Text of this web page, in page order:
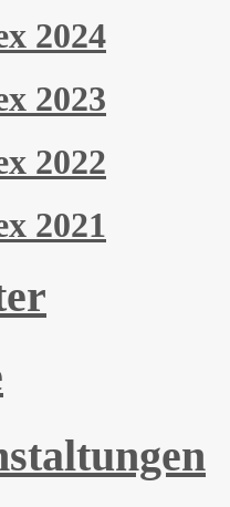
2024
2023
2022
2021